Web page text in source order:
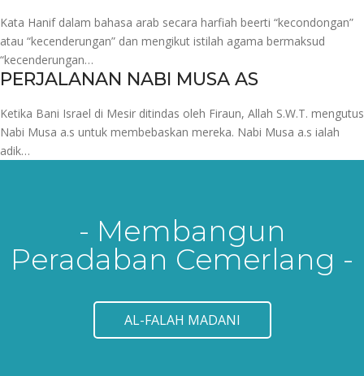
Kata Hanif dalam bahasa arab secara harfiah beerti “kecondongan”
atau “kecenderungan” dan mengikut istilah agama bermaksud
“kecenderungan…
PERJALANAN NABI MUSA AS
Ketika Bani Israel di Mesir ditindas oleh Firaun, Allah S.W.T. mengutus
Nabi Musa a.s untuk membebaskan mereka. Nabi Musa a.s ialah
adik…
- Membangun
Peradaban Cemerlang -
AL-FALAH MADANI